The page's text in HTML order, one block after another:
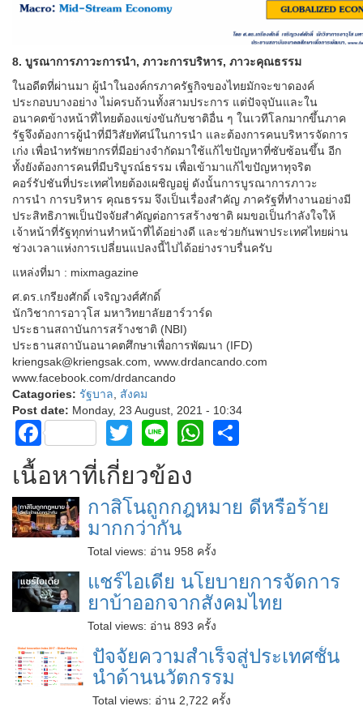
8. บูรณาการภาวะการนำ, ภาวะการบริหาร, ภาวะคุณธรรม
ในอดีตที่ผ่านมา ผู้นำในองค์กรภาครัฐกิจของไทยมักจะขาดองค์
ประกอบบางอย่าง ไม่ครบถ้วนทั้งสามประการ แต่ปัจจุบันและใน
อนาคตข้างหน้าที่ไทยต้องแข่งขันกับชาติอื่น ๆ ในเวทีโลกมากขึ้นภาค
รัฐจึงต้องการผู้นำที่มีวิสัยทัศน์ในการนำ และต้องการคนบริหารจัดการ
เก่ง เพื่อนำทรัพยากรที่มีอย่างจำกัดมาใช้แก้ไขปัญหาที่ซับซ้อนขึ้น อีก
ทั้งยังต้องการคนที่มีบริบูรณ์ธรรม เพื่อเข้ามาแก้ไขปัญหาทุจริต
คอร์รัปชันที่ประเทศไทยต้องเผชิญอยู่ ดังนั้นการบูรณาการภาวะ
การนำ การบริหาร คุณธรรม จึงเป็นเรื่องสำคัญ ภาครัฐที่ทำงานอย่างมี
ประสิทธิภาพเป็นปัจจัยสำคัญต่อการสร้างชาติ ผมขอเป็นกำลังใจให้
เจ้าหน้าที่รัฐทุกท่านทำหน้าที่ได้อย่างดี และช่วยกันพาประเทศไทยผ่าน
ช่วงเวลาแห่งการเปลี่ยนแปลงนี้ไปได้อย่างราบรื่นครับ
แหล่งที่มา : mixmagazine
ศ.ดร.เกรียงศักดิ์ เจริญวงศ์ศักดิ์
นักวิชาการอาวุโส มหาวิทยาลัยฮาร์วาร์ด
ประธานสถาบันการสร้างชาติ (NBI)
ประธานสถาบันอนาคตศึกษาเพื่อการพัฒนา (IFD)
kriengsak@kriengsak.com, www.drdancando.com
www.facebook.com/drdancando
Catagories: รัฐบาล
สังคม
Post date: Monday, 23 August, 2021 - 10:34
FacebookTwitter
LineWhatsApp
เนื้อหาที่เกี่ยวข้อง
กาสิโนถูกกฎหมาย ดีหรือร้าย
มากกว่ากัน
Total views: อ่าน 958 ครั้ง
แชร์ไอเดีย นโยบายการจัดการ
ยาบ้าออกจากสังคมไทย
Total views: อ่าน 893 ครั้ง
ปัจจัยความสำเร็จสู่ประเทศชั้น
นำด้านนวัตกรรม
Total views: อ่าน 2,722 ครั้ง